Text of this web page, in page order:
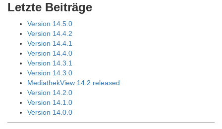
Letzte Beiträge
Version 14.5.0
Version 14.4.2
Version 14.4.1
Version 14.4.0
Version 14.3.1
Version 14.3.0
MediathekView 14.2 released
Version 14.2.0
Version 14.1.0
Version 14.0.0